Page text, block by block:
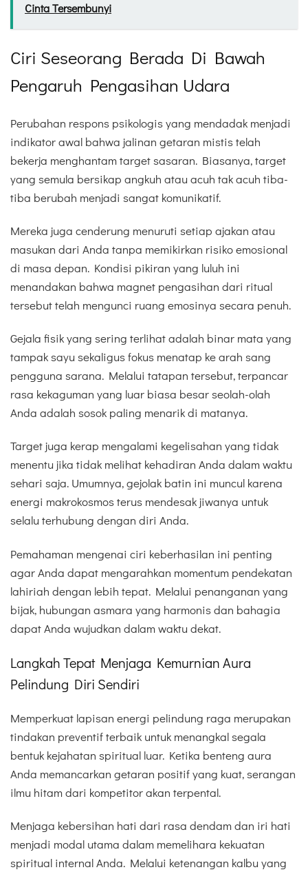
Cinta Tersembunyi
Ciri Seseorang Berada Di Bawah
Pengaruh Pengasihan Udara
Perubahan respons psikologis yang mendadak menjadi
indikator awal bahwa jalinan getaran mistis telah
bekerja menghantam target sasaran. Biasanya, target
yang semula bersikap angkuh atau acuh tak acuh tiba-
tiba berubah menjadi sangat komunikatif.
Mereka juga cenderung menuruti setiap ajakan atau
masukan dari Anda tanpa memikirkan risiko emosional
di masa depan. Kondisi pikiran yang luluh ini
menandakan bahwa magnet pengasihan dari ritual
tersebut telah mengunci ruang emosinya secara penuh.
Gejala fisik yang sering terlihat adalah binar mata yang
tampak sayu sekaligus fokus menatap ke arah sang
pengguna sarana. Melalui tatapan tersebut, terpancar
rasa kekaguman yang luar biasa besar seolah-olah
Anda adalah sosok paling menarik di matanya.
Target juga kerap mengalami kegelisahan yang tidak
menentu jika tidak melihat kehadiran Anda dalam waktu
sehari saja. Umumnya, gejolak batin ini muncul karena
energi makrokosmos terus mendesak jiwanya untuk
selalu terhubung dengan diri Anda.
Pemahaman mengenai ciri keberhasilan ini penting
agar Anda dapat mengarahkan momentum pendekatan
lahiriah dengan lebih tepat. Melalui penanganan yang
bijak, hubungan asmara yang harmonis dan bahagia
dapat Anda wujudkan dalam waktu dekat.
Langkah Tepat Menjaga Kemurnian Aura
Pelindung Diri Sendiri
Memperkuat lapisan energi pelindung raga merupakan
tindakan preventif terbaik untuk menangkal segala
bentuk kejahatan spiritual luar. Ketika benteng aura
Anda memancarkan getaran positif yang kuat, serangan
ilmu hitam dari kompetitor akan terpental.
Menjaga kebersihan hati dari rasa dendam dan iri hati
menjadi modal utama dalam memelihara kekuatan
spiritual internal Anda. Melalui ketenangan kalbu yang